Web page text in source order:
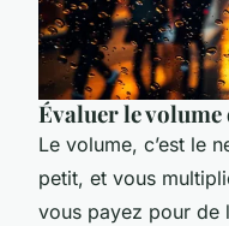
Évaluer le volume
Le volume, c’est le
petit, et vous
vous payez pour de